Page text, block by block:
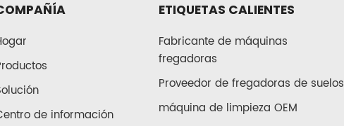
de información
ETIQUETAS CALIENTES
Fabricante de máquinas
fregadoras
Proveedor de fregadoras de suelos
máquina de limpieza OEM